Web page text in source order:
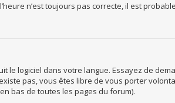
n’est toujours pas correcte, il est
le logiciel dans votre langue. Essayez de
pas, vous êtes libre de vous porter
bas de toutes les pages du forum).